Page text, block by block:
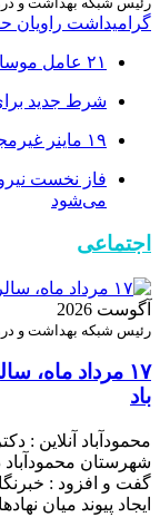
گرامیداشت راویان
۲۱ عامل موساد و ۴ عضو باند‌های مسلح بازداشت شدند
شرط جدید
۱۹ ماینر غیرمجاز در مازندران از مدار خارج شد
می‌شود
اجتماعی
آگوست 2026
رئیس شبکه بهداشت و
۱۷ مرداد
باد
محمودآباد آنلاین :
شهرستان محمودآباد
گفت و افزود :
ایجاد پیوند میان